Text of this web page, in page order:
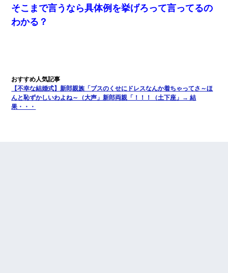
そこまで言うなら具体例を挙げろって言ってるの
わかる？
【不幸な結婚式】新郎親族「ブスのくせにドレスなんか着ちゃってさ～ほ
んと恥ずかしいわよね～（大声」新郎両親「！！！（土下座」→ 結
果・・・